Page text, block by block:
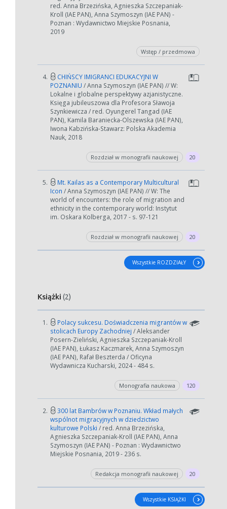
W zależności od ilości danych do przetworzenia generowanie pliku
może się wydłużyć.
zmniejszając zakres lat.
red. Anna Brzezińska, Agnieszka Szczepaniak-
Kroll (IAE PAN), Anna Szymoszyn (IAE PAN) -
Poznan : Wydawnictwo Miejskie Posnania,
2019
Wstęp / przedmowa
4.
CHIŃSCY IMIGRANCI EDUKACYJNI W
POZNANIU / Anna Szymoszyn (IAE PAN) // W:
Lokalne i globalne perspektywy azjanistyczne.
Księga jubileuszowa dla Profesora Sławoja
Szynkiewicza / red. Oyungerel Tangad (IAE
PAN), Kamila Baraniecka-Olszewska (IAE PAN),
Iwona Kabzińska-Stawarz: Polska Akademia
Nauk, 2018
Rozdział w monografii naukowej 20
5.
Mt. Kailas as a Contemporary Multicultural
Icon / Anna Szymoszyn (IAE PAN) // W: The
world of encounters: the role of migration and
ethnicity in the contemporary world: Instytut
im. Oskara Kolberga, 2017 - s. 97-121
Rozdział w monografii naukowej 20
Wszystkie ROZDZIAŁY
Książki (2)
1.
Polacy sukcesu. Doświadczenia migrantów w
stolicach Europy Zachodniej / Aleksander
Posern-Zieliński, Agnieszka Szczepaniak-Kroll
(IAE PAN), Łukasz Kaczmarek, Anna Szymoszyn
(IAE PAN), Rafał Beszterda / Oficyna
Wydawnicza Kucharski, 2024 - 484 s.
Monografia naukowa 120
2.
300 lat Bambrów w Poznaniu. Wkład małych
wspólnot migracyjnych w dziedzictwo
kulturowe Polski / red. Anna Brzezińska,
Agnieszka Szczepaniak-Kroll (IAE PAN), Anna
Szymoszyn (IAE PAN) - Poznan : Wydawnictwo
Miejskie Posnania, 2019 - 236 s.
Redakcja monografii naukowej 20
Wszystkie KSIĄŻKI